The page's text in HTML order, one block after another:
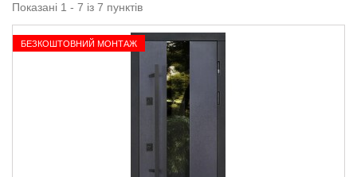
Показані 1 - 7 із 7 пунктів
БЕЗКОШТОВНИЙ МОНТАЖ